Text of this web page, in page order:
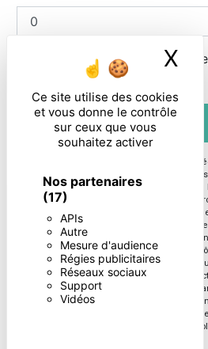
Ce site utilise des cookies
et vous donne le contrôle
sur ceux que vous
souhaitez activer
Nos partenaires
(17)
APIs
Autre
Mesure d'audience
Régies publicitaires
Réseaux sociaux
Support
Vidéos
X
En cochant cette case,
particulières ci-dessous **
ENVOYER
** Les données personnelles
de vous contacter et sont enregistrées
sont destinées à et ses sous-traitants
votre message. Les données collectées
seuls destinataires suivants: . Vous
rectification, d’effacement, de portabilité,
retrait de votre consentement à tout
réclamation auprès d’une autorité de
sort de vos données post-mortem. Vous
voie postale à l'adresse ou par courrier
justificatif d'identité pourra vous être
données pendant la période de prise de
de prescription légale aux fins probatoires
contentieux. Consultez le site cnil.fr pour